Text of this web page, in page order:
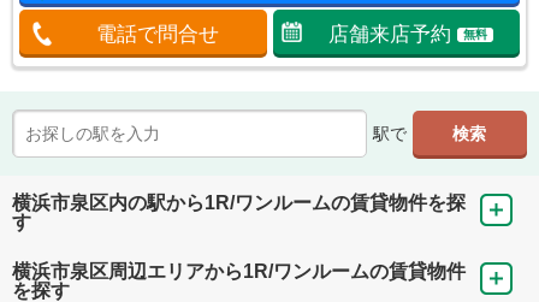
電話で問合せ 店舗来店予約 無料
駅で
横浜市泉区内の駅から1R/ワンルームの賃貸物件を探
す
横浜市泉区周辺エリアから1R/ワンルームの賃貸物件
を探す